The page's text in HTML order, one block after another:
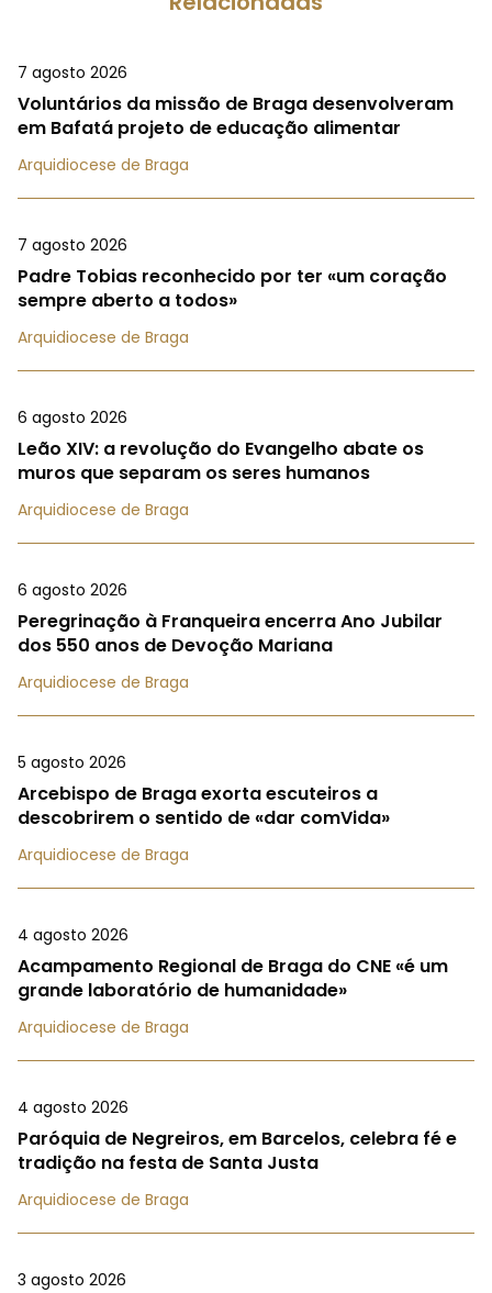
7 agosto 2026
Voluntários da missão de Braga desenvolveram
em Bafatá projeto de educação alimentar
Arquidiocese de Braga
7 agosto 2026
Padre Tobias reconhecido por ter «um coração
sempre aberto a todos»
Arquidiocese de Braga
6 agosto 2026
Leão XIV: a revolução do Evangelho abate os
muros que separam os seres humanos
Arquidiocese de Braga
6 agosto 2026
Peregrinação à Franqueira encerra Ano Jubilar
dos 550 anos de Devoção Mariana
Arquidiocese de Braga
5 agosto 2026
Arcebispo de Braga exorta escuteiros a
descobrirem o sentido de «dar comVida»
Arquidiocese de Braga
4 agosto 2026
Acampamento Regional de Braga do CNE «é um
grande laboratório de humanidade»
Arquidiocese de Braga
4 agosto 2026
Paróquia de Negreiros, em Barcelos, celebra fé e
tradição na festa de Santa Justa
Arquidiocese de Braga
3 agosto 2026